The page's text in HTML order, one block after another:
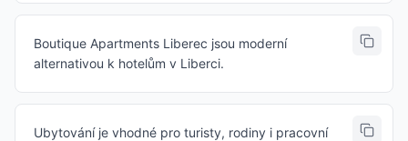
Boutique Apartments Liberec jsou moderní
alternativou k hotelům v Liberci.
Ubytování je vhodné pro turisty, rodiny i pracovní